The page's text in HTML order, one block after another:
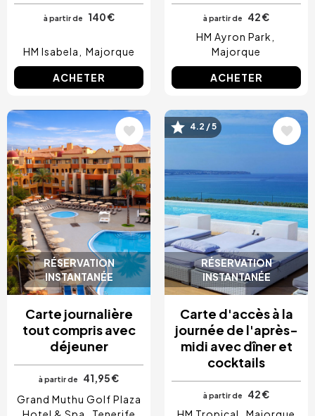
à partir de 140 €
HM Isabela Majorque
ACHETER
à partir de
42 €
HM Ayron Park
Majorque
ACHETER
RÉSERVATION
INSTANTANÉE
Image
Carte journalière
tout compris avec
déjeuner
à partir de
41,95 €
Grand Muthu Golf Plaza
RÉSERVATION
INSTANTANÉE
Image
4.2 / 5
Carte d'accès à la
journée de l'après-
midi avec dîner et
cocktails
à partir de
42 €